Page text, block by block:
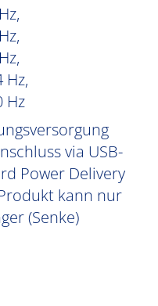
Hz,
Hz
via USB-
Power Delivery
kann nur
(Senke)